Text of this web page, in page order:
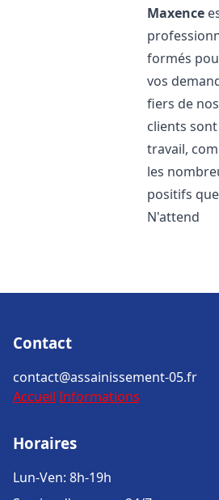
Maxence
formés
vos
fiers de
clients
travail,
les
positifs
N'attend
Contact
contact@assainissement-05.fr
Accueil Informations
Horaires
Lun-Ven: 8h-19h